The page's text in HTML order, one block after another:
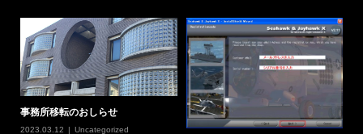
事務所移転のおしらせ
2023.03.12 Uncategorized